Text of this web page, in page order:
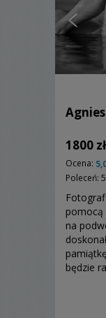
1800 zł
Ocena:
Poleceń:
pomocą
na
będzie